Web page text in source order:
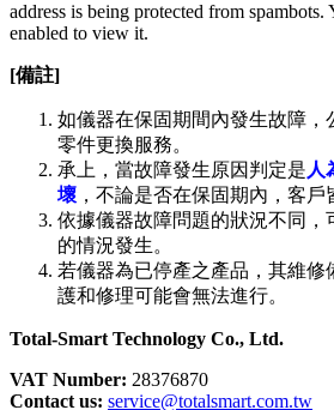
address is being protected from spambots.
enabled to view it.
[備註]
如儀器在保固期間內發生故障，
零件更換服務。
承上，當故障發生原因判定是人
壞 ，不論是否在保固期內，客戶
依據儀器故障問題的狀況不同，
的情況發生。
若儀器為已停產之產品，其維修
護和修理可能會無法進行。
Total-Smart Technology Co., Ltd.
VAT Number: 28376870
Contact us: service@totalsmart.com.tw